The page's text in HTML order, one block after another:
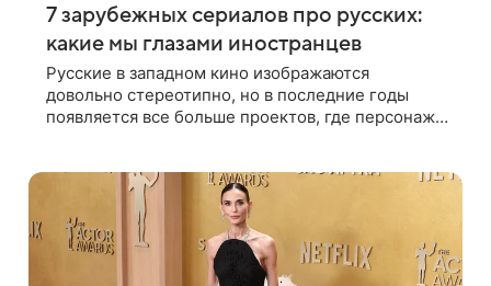
7 зарубежных сериалов про русских:
какие мы глазами иностранцев
Русские в западном кино изображаются
довольно стереотипно, но в последние годы
появляется все больше проектов, где персонажи